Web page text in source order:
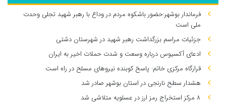
فرماندار بوشهر:حضور باشکوه مردم در وداع با رهبر شهید تجلی وحدت
ملی است
جزئیات مراسم بزرگداشت رهبر شهید در شهرستان دشتی
ادعای آکسیوس درباره وسعت و شدت حملات اخیر به ایران
قرارگاه مرکزی خاتم: پاسخ کوبنده نیروهای مسلح در راه است
هشدار سطح نارنجی در استان بوشهر صادر شد
۸ مرکز استخراج رمز ارز در عسلویه متلاشی شد